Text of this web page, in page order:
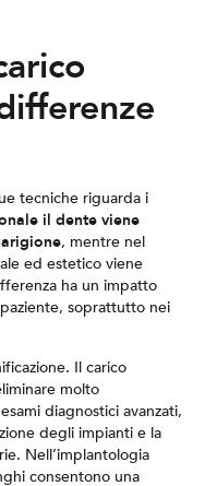
tecniche riguarda i
il dente viene
, mentre nel
ed estetico viene
ha un impatto
soprattutto nei
Il carico
molto
diagnostici avanzati,
degli impianti e la
Nell’implantologia
consentono una